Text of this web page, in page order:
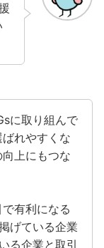
に取り組んで
れやすくな
上にもつな
有利になる
げている企業
る企業と取引